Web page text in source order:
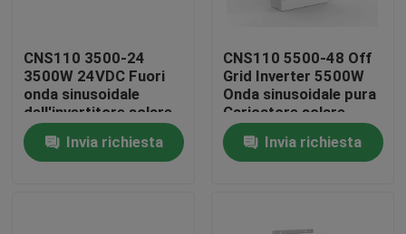
Notizia
News
CNS110 3500-24
3500W 24VDC Fuori
onda sinusoidale
dell'invertitore solare
di griglia per gli
elettrodomestici
Invia richiesta
CNS110 5500-48 Off
Grid Inverter 5500W
Onda sinusoidale pura
Caricatore solare
MPPT in parallelo
Invia richiesta